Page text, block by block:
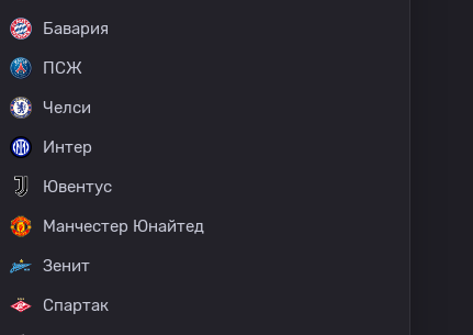
Бавария
ПСЖ
Челси
Интер
Ювентус
Манчестер Юнайтед
Зенит
Спартак